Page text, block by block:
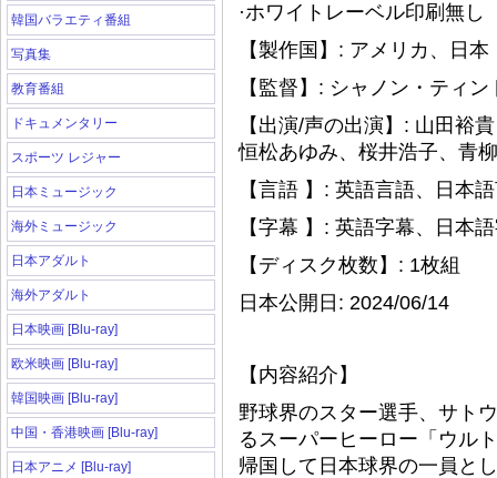
韓国バラエティ番組
写真集
教育番組
ドキュメンタリー
スポーツ レジャー
日本ミュージック
海外ミュージック
日本アダルト
海外アダルト
日本映画 [Blu-ray]
欧米映画 [Blu-ray]
韓国映画 [Blu-ray]
中国・香港映画 [Blu-ray]
日本アニメ [Blu-ray]
·ホワイトレーベル印刷無
【製作国】: アメリカ、日本
【監督】: シャノン・ティン
【出演/声の出演】: 山田裕
恒松あゆみ、桜井浩子、青
【言語 】: 英語言語、日本
【字幕 】: 英語字幕、日本
【ディスク枚数】: 1枚組
日本公開日: 2024/06/14
【内容紹介】
野球界のスター選手、サト
るスーパーヒーロー「ウル
帰国して日本球界の一員と